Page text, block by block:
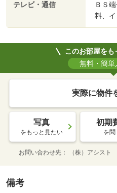
テレビ・通信
ＢＳ
料、
このお部屋をも
無料・簡単
実際に物件
写真
をもっと見たい
初期
を聞
お問い合わせ先 （株）アシスト
備考